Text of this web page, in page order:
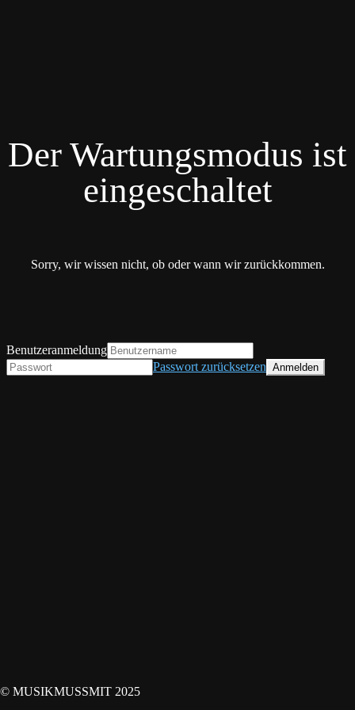
Der Wartungsmodus ist
eingeschaltet
Sorry, wir wissen nicht, ob oder wann wir zurückkommen.
© MUSIKMUSSMIT 2025
Benutzeranmeldung
Passwort zurücksetzen